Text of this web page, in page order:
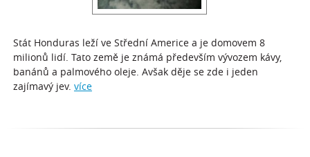
Stát Honduras leží ve Střední Americe a je domovem 8
milionů lidí. Tato země je známá především vývozem kávy,
banánů a palmového oleje. Avšak děje se zde i jeden
zajímavý jev. více